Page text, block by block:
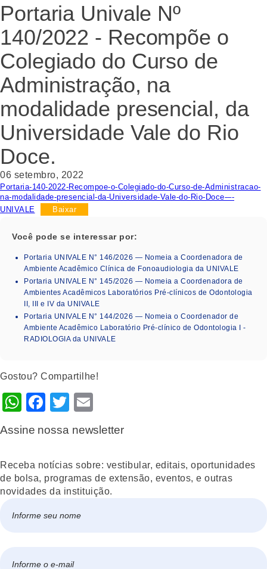
Portaria Univale Nº
140/2022 - Recompõe o
Colegiado do Curso de
Administração, na
modalidade presencial, da
Universidade Vale do Rio
Doce.
06 setembro, 2022
Portaria-140-2022-Recompoe-o-Colegiado-do-Curso-de-Administracao-
na-modalidade-presencial-da-Universidade-Vale-do-Rio-Doce-–-
UNIVALE
Baixar
Você pode se interessar por:
Portaria UNIVALE N° 146/2026 — Nomeia a Coordenadora de
Ambiente Acadêmico Clínica de Fonoaudiologia da UNIVALE
Portaria UNIVALE N° 145/2026 — Nomeia a Coordenadora de
Ambientes Acadêmicos Laboratórios Pré-clínicos de Odontologia
II, III e IV da UNIVALE
Portaria UNIVALE N° 144/2026 — Nomeia o Coordenador de
Ambiente Acadêmico Laboratório Pré-clínico de Odontologia I -
RADIOLOGIA da UNIVALE
Gostou? Compartilhe!
WhatsApp
Facebook
Twitter
Assine nossa newsletter
Receba notícias sobre: vestibular, editais, oportunidades
de bolsa, programas de extensão, eventos, e outras
novidades da instituição.
mail